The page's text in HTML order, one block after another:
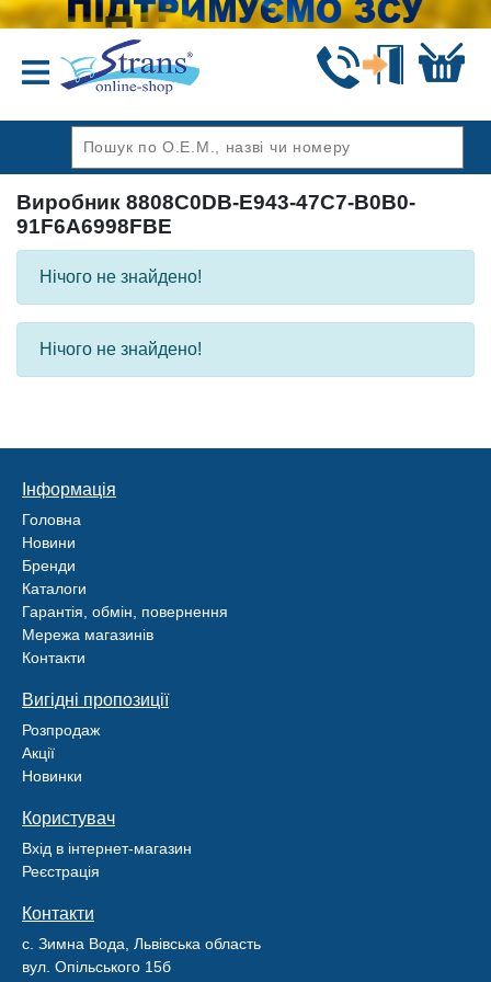
Виробник 8808C0DB-E943-47C7-B0B0-
91F6A6998FBE
Нічого не знайдено!
Нічого не знайдено!
Інформація
Головна
Новини
Бренди
Каталоги
Гарантія, обмін, повернення
Мережа магазинів
Контакти
Вигідні пропозиції
Розпродаж
Акції
Новинки
Користувач
Вхід в інтернет-магазин
Реєстрація
Контакти
с. Зимна Вода, Львівська область
вул. Опільського 15б